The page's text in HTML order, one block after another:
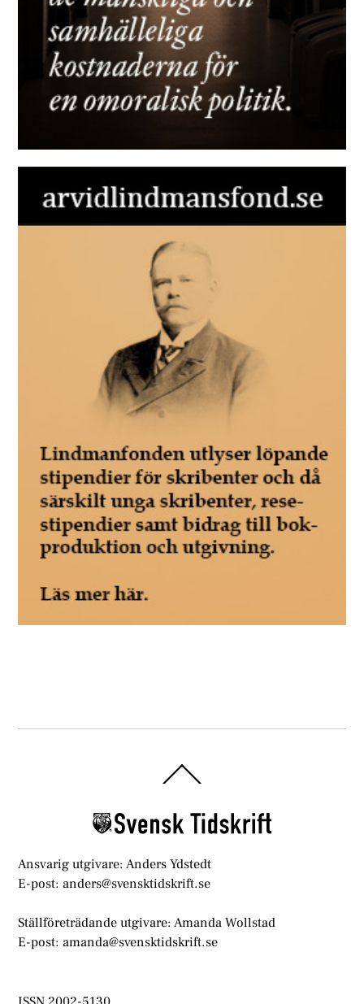
To
Ansvarig utgivare: Anders Ydstedt
E-post: anders@svensktidskrift.se
Ställföreträdande utgivare: Amanda Wollstad
E-post: amanda@svensktidskrift.se